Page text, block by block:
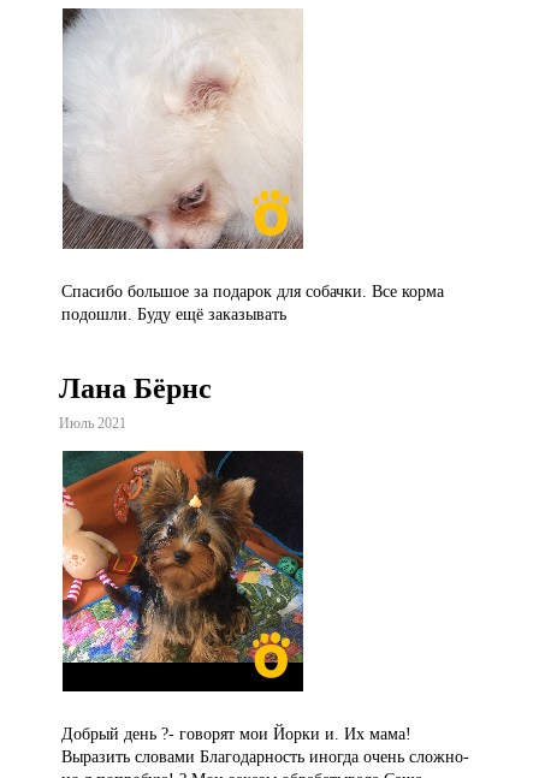
Спасибо большое за подарок для собачки. Все корма
подошли. Буду ещё заказывать
Лана Бёрнс
Июль 2021
Добрый день ?- говорят мои Йорки и. Их мама!
Выразить словами Благодарность иногда очень сложно-